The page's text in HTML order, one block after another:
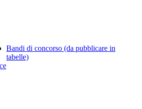
Bandi di concorso (da pubblicare in
tabelle)